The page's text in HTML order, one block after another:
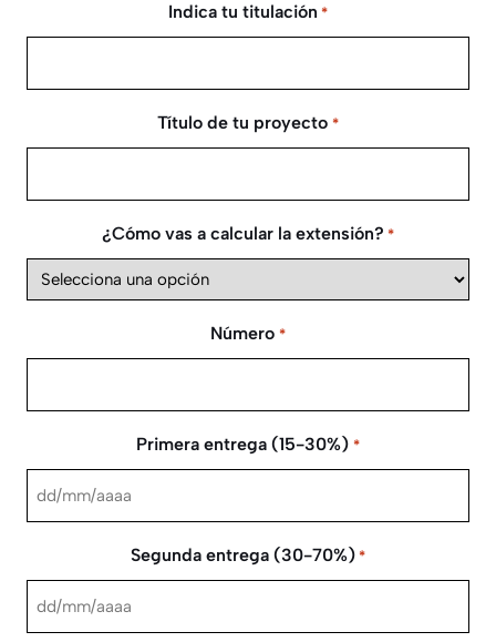
Indica tu titulación *
Título de tu proyecto *
¿Cómo vas a calcular la extensión? *
Número *
Primera entrega (15-30%) *
DD
barra
AAAA
Segunda entrega (30-70%) *
DD